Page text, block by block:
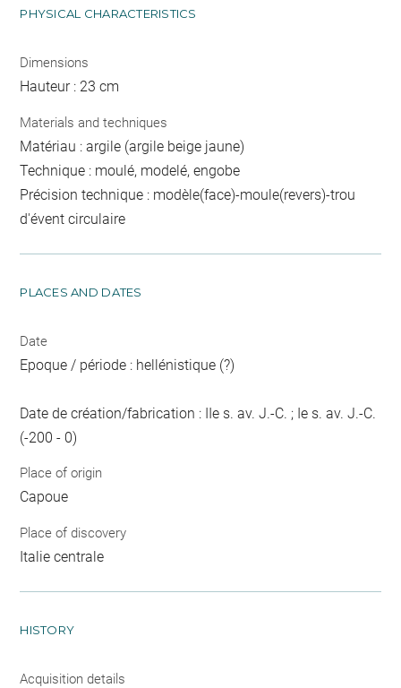
PHYSICAL CHARACTERISTICS
Dimensions
Hauteur : 23 cm
Materials and techniques
Matériau : argile (argile beige jaune)
Technique : moulé, modelé, engobe
Précision technique : modèle(face)-moule(revers)-trou
d'évent circulaire
PLACES AND DATES
Date
Epoque / période : hellénistique (?)
Date de création/fabrication : IIe s. av. J.-C. ; Ie s. av. J.-C.
(-200 - 0)
Place of origin
Capoue
Place of discovery
Italie centrale
HISTORY
Acquisition details